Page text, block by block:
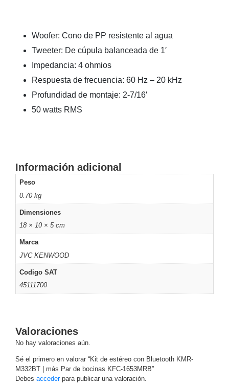
- TurboHD
TVI / AHD
/ CVI
Drones,
Robots e
Industrial
Cámaras
ParedBateríasFuentes
Alimentación
de
Alimentación
con
Respaldo
PoEPDUPlantas
de
Energía
de Largo
Kits-
Sistemas
Completos
IP
MegapixelTurboHD
de 4
Woofer: Cono de PP resistente al agua
Tweeter: De cúpula balanceada de 1′
Impedancia: 4 ohmios
Respuesta de frecuencia: 60 Hz – 20 kHz
Profundidad de montaje: 2-7/16′
50 watts RMS
Información adicional
Peso
0.70 kg
Dimensiones
18 × 10 × 5 cm
Marca
JVC KENWOOD
Codigo SAT
45111700
Valoraciones
No hay valoraciones aún.
Sé el primero en valorar “Kit de estéreo con Bluetooth KMR-
M332BT | más Par de bocinas KFC-1653MRB”
Debes accederpara publicar una valoración.